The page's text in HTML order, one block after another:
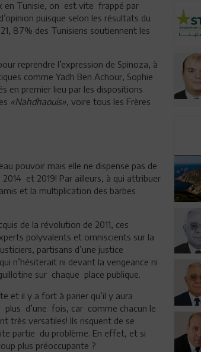
en Tunisie, on est vite frappé par
puisque selon les résultats du
87% des Tunisiens soutiennent les
reprendre l’expression de Spinoza, à
comme Yadh Ben Achour, Sophie
en premier lieu par les dispositions
«Nahdhaouis», voire tous les Frères
pouvoir mais elle ne dispense pas de
et 2019! Par ailleurs, à qui attribuer
et la multiplication des barbes
de la révolution de 2011, ces
polyvalents et omniscients sur la
partisans d’une justice
n’hésiterait ni devant la vengeance ni
sur chaque place publique.
et il y a fort à parier qu’il y aura
d’une fois, car comme chacun le
très versatiles! Ils risquent de se
partie du problème. En effet, et si
plus préoccupante ?